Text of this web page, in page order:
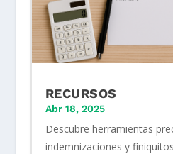
RECURSOS
Abr 18, 2025
Descubre herramientas
indemnizaciones y